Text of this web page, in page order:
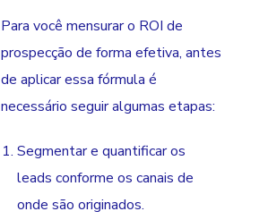
Para você mensurar o ROI de
prospecção de forma efetiva, antes
de aplicar essa fórmula é
necessário seguir algumas etapas:
Segmentar e quantificar os
leads conforme os canais de
onde são originados.